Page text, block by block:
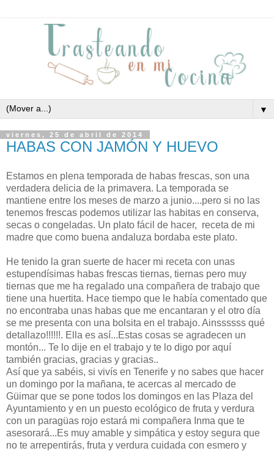
▼
viernes, 25 de abril de 2014
HABAS CON JAMÓN Y HUEVO
Estamos en plena temporada de habas frescas, son una
verdadera delicia de la primavera. La temporada se
mantiene entre los meses de marzo a junio....pero si no las
tenemos frescas podemos utilizar las habitas en conserva,
secas o congeladas. Un plato fácil de hacer, receta de mi
madre que como buena andaluza bordaba este plato.
He tenido la gran suerte de hacer mi receta con unas
estupendísimas habas frescas tiernas, tiernas pero muy
tiernas que me ha regalado una compañera de trabajo que
tiene una huertita. Hace tiempo que le había comentado que
no encontraba unas habas que me encantaran y el otro día
se me presenta con una bolsita en el trabajo. Ainssssss qué
detallazo!!!!!!. Ella es así...Estas cosas se agradecen un
montón... Te lo dije en el trabajo y te lo digo por aquí
también gracias, gracias y gracias..
Así que ya sabéis, si vivís en Tenerife y no sabes que hacer
un domingo por la mañana, te acercas al mercado de
Güimar que se pone todos los domingos en las Plaza del
Ayuntamiento y en un puesto ecológico de fruta y verdura
con un paragüas rojo estará mi compañera Inma que te
asesorará...Es muy amable y simpática y estoy segura que
no te arrepentirás, fruta y verdura cuidada con esmero y